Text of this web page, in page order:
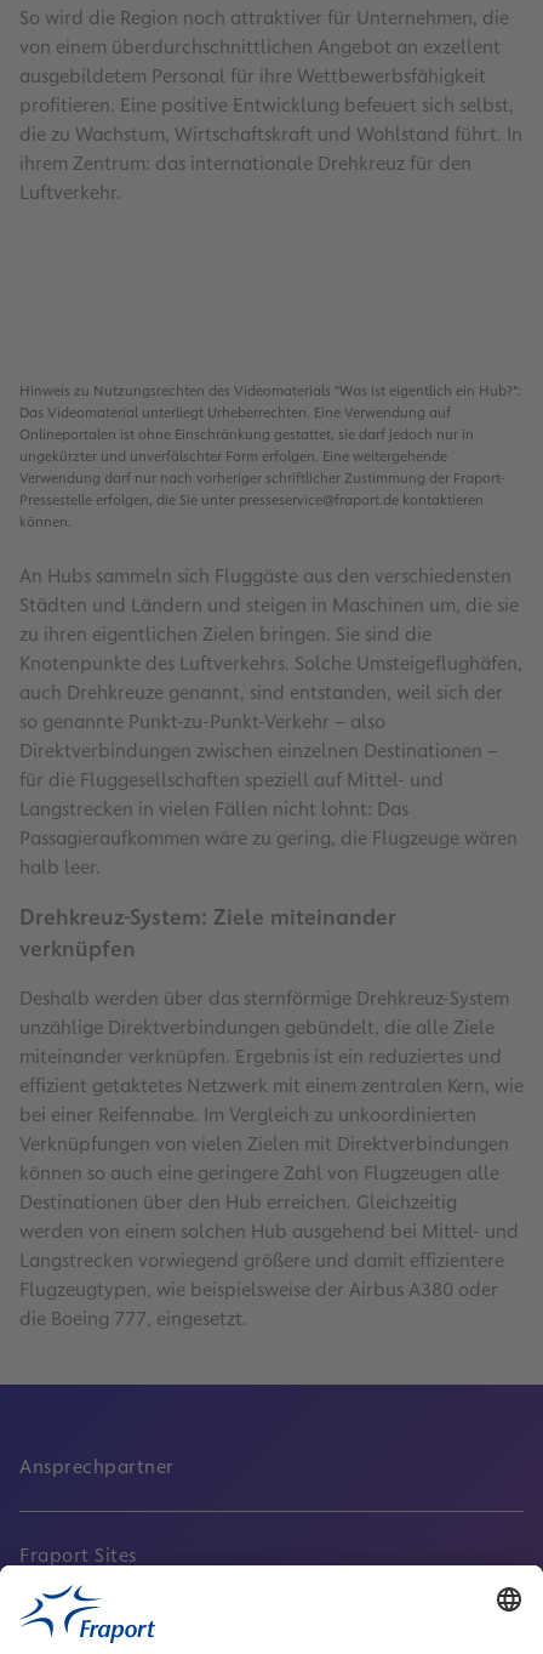
So wird die Region noch attraktiver für Unternehmen, die
von einem überdurchschnittlichen Angebot an exzellent
ausgebildetem Personal für ihre Wettbewerbsfähigkeit
profitieren. Eine positive Entwicklung befeuert sich selbst,
die zu Wachstum, Wirtschaftskraft und Wohlstand führt. In
ihrem Zentrum: das internationale Drehkreuz für den
Luftverkehr.
Hinweis zu Nutzungsrechten des Videomaterials "Was ist eigentlich ein Hub?":
Das Videomaterial unterliegt Urheberrechten. Eine Verwendung auf
Onlineportalen ist ohne Einschränkung gestattet, sie darf jedoch nur in
ungekürzter und unverfälschter Form erfolgen. Eine weitergehende
Verwendung darf nur nach vorheriger schriftlicher Zustimmung der Fraport-
Pressestelle erfolgen, die Sie unter presseservice@fraport.de kontaktieren
können.
An Hubs sammeln sich Fluggäste aus den verschiedensten
Städten und Ländern und steigen in Maschinen um, die sie
zu ihren eigentlichen Zielen bringen. Sie sind die
Knotenpunkte des Luftverkehrs. Solche Umsteigeflughäfen,
auch Drehkreuze genannt, sind entstanden, weil sich der
so genannte Punkt-zu-Punkt-Verkehr – also
Direktverbindungen zwischen einzelnen Destinationen –
für die Fluggesellschaften speziell auf Mittel- und
Langstrecken in vielen Fällen nicht lohnt: Das
Passagieraufkommen wäre zu gering, die Flugzeuge wären
halb leer.
Drehkreuz-System: Ziele miteinander
verknüpfen
Deshalb werden über das sternförmige Drehkreuz-System
unzählige Direktverbindungen gebündelt, die alle Ziele
miteinander verknüpfen. Ergebnis ist ein reduziertes und
effizient getaktetes Netzwerk mit einem zentralen Kern, wie
bei einer Reifennabe. Im Vergleich zu unkoordinierten
Verknüpfungen von vielen Zielen mit Direktverbindungen
können so auch eine geringere Zahl von Flugzeugen alle
Destinationen über den Hub erreichen. Gleichzeitig
werden von einem solchen Hub ausgehend bei Mittel- und
Langstrecken vorwiegend größere und damit effizientere
Flugzeugtypen, wie beispielsweise der Airbus A380 oder
die Boeing 777, eingesetzt.
Ansprechpartner
Fraport Sites
Aktuell